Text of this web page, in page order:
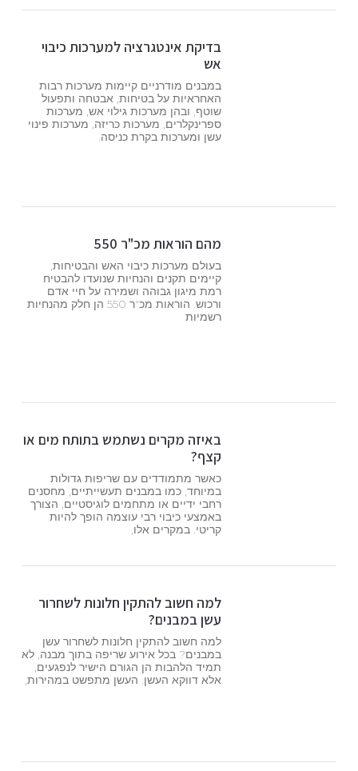
בדיקת אינטגרציה למערכות כיבוי
אש
במבנים מודרניים קיימות מערכות רבות
האחראיות על בטיחות, אבטחה ותפעול
שוטף, ובהן מערכות גילוי אש, מערכות
ספרינקלרים, מערכות כריזה, מערכות פינוי
עשן ומערכות בקרת כניסה.
מהם הוראות מכ"ר 550
בעולם מערכות כיבוי האש והבטיחות,
קיימים תקנים והנחיות שנועדו להבטיח
רמת מיגון גבוהה ושמירה על חיי אדם
ורכוש. הוראות מכ"ר 550 הן חלק מהנחיות
רשמיות
באיזה מקרים נשתמש בתותח מים או
קצף?
כאשר מתמודדים עם שריפות גדולות
במיוחד, כמו במבנים תעשייתיים, מחסנים
רחבי ידיים או מתחמים לוגיסטיים, הצורך
באמצעי כיבוי רבי עוצמה הופך להיות
קריטי. במקרים אלו,
למה חשוב להתקין חלונות לשחרור
עשן במבנים?
למה חשוב להתקין חלונות לשחרור עשן
במבנים? בכל אירוע שריפה בתוך מבנה, לא
תמיד הלהבות הן הגורם הישיר לנפגעים,
אלא דווקא העשן. העשן מתפשט במהירות,